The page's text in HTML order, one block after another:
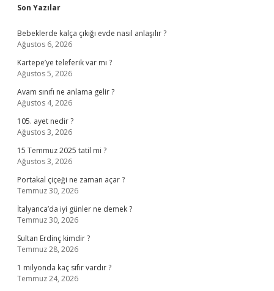
Sidebar
Son Yazılar
Bebeklerde kalça çıkığı evde nasıl anlaşılır ?
Ağustos 6, 2026
Kartepe’ye teleferik var mı ?
Ağustos 5, 2026
Avam sınıfı ne anlama gelir ?
Ağustos 4, 2026
105. ayet nedir ?
Ağustos 3, 2026
15 Temmuz 2025 tatil mi ?
Ağustos 3, 2026
Portakal çiçeği ne zaman açar ?
Temmuz 30, 2026
İtalyanca’da iyi günler ne demek ?
Temmuz 30, 2026
Sultan Erdinç kimdir ?
Temmuz 28, 2026
1 milyonda kaç sıfır vardır ?
Temmuz 24, 2026